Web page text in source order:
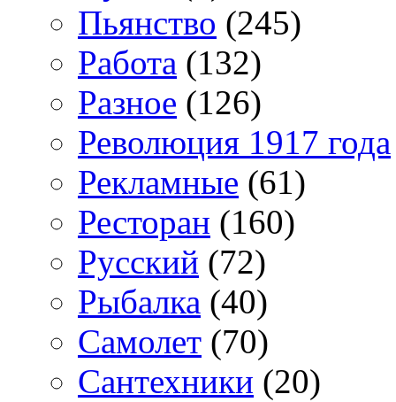
Пьянство (245)
Работа (132)
Разное (126)
Революция 1917 года
Рекламные (61)
Ресторан (160)
Русский (72)
Рыбалка (40)
Самолет (70)
Сантехники (20)